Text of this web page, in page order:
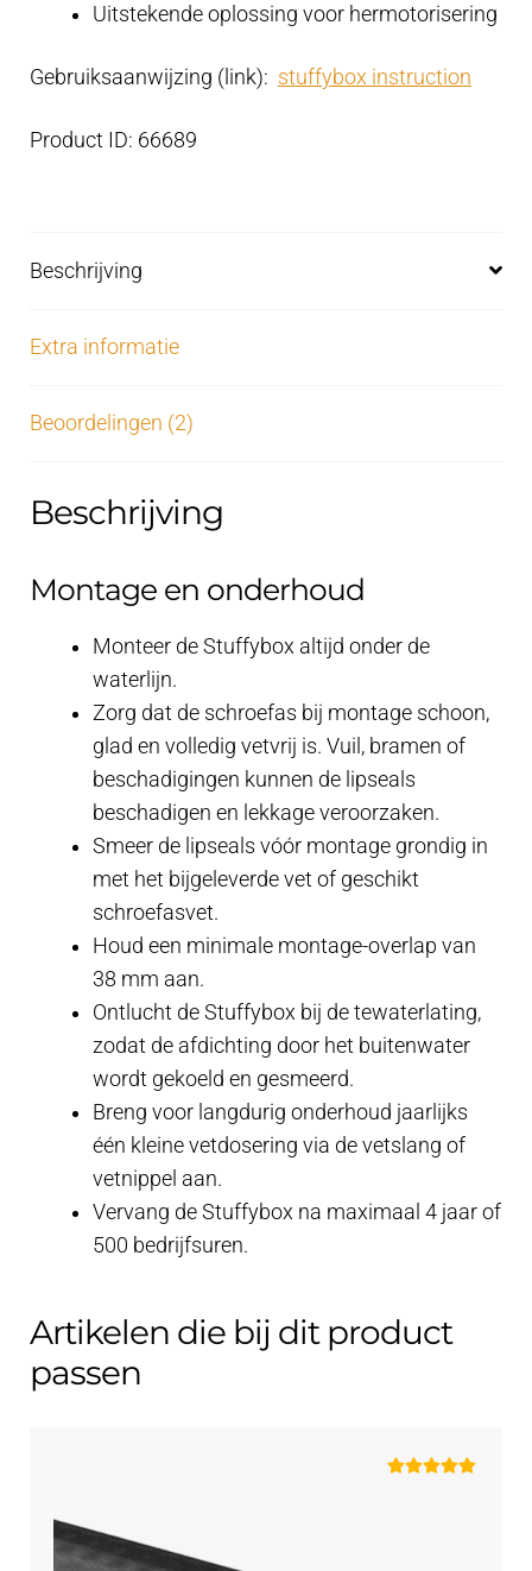
Uitstekende oplossing voor hermotorisering
Gebruiksaanwijzing (link): stuffybox instruction
Product ID: 66689
Beschrijving
Extra informatie
Beoordelingen (2)
Beschrijving
Montage en onderhoud
Monteer de Stuffybox altijd onder de
waterlijn.
Zorg dat de schroefas bij montage schoon,
glad en volledig vetvrij is. Vuil, bramen of
beschadigingen kunnen de lipseals
beschadigen en lekkage veroorzaken.
Smeer de lipseals vóór montage grondig in
met het bijgeleverde vet of geschikt
schroefasvet.
Houd een minimale montage-overlap van
38 mm aan.
Ontlucht de Stuffybox bij de tewaterlating,
zodat de afdichting door het buitenwater
wordt gekoeld en gesmeerd.
Breng voor langdurig onderhoud jaarlijks
één kleine vetdosering via de vetslang of
vetnippel aan.
Vervang de Stuffybox na maximaal 4 jaar of
500 bedrijfsuren.
Artikelen die bij dit product
passen